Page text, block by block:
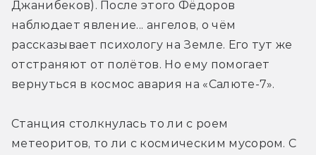
Джанибеков). После этого Фёдоров
наблюдает явление... ангелов, о чём
рассказывает психологу на Земле. Его тут же
отстраняют от полётов. Но ему помогает
вернуться в космос авария на «Салюте-7».
Станция столкнулась то ли с роем
метеоритов, то ли с космическим мусором. С